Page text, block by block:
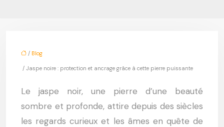
/ Blog
/ Jaspe noire : protection et ancrage grâce à cette pierre puissante
Le jaspe noir, une pierre d’une beauté
sombre et profonde, attire depuis des siècles
les regards curieux et les âmes en quête de